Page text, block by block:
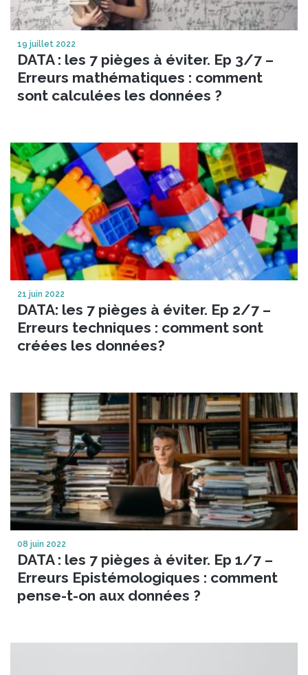
19 juillet 2022
DATA : les 7 pièges à éviter. Ep 3/7 –
Erreurs mathématiques : comment
sont calculées les données ?
21 juin 2022
DATA: les 7 pièges à éviter. Ep 2/7 –
Erreurs techniques : comment sont
créées les données?
08 juin 2022
DATA : les 7 pièges à éviter. Ep 1/7 –
Erreurs Epistémologiques : comment
pense-t-on aux données ?